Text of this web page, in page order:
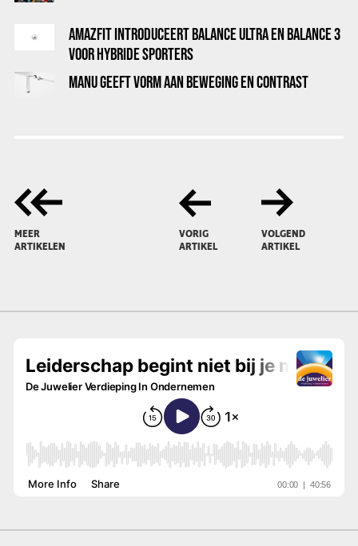
AMAZFIT INTRODUCEERT BALANCE ULTRA EN BALANCE 3
VOOR HYBRIDE SPORTERS
MANU GEEFT VORM AAN BEWEGING EN CONTRAST
MEER
ARTIKELEN
VORIG
ARTIKEL
VOLGEND
ARTIKEL